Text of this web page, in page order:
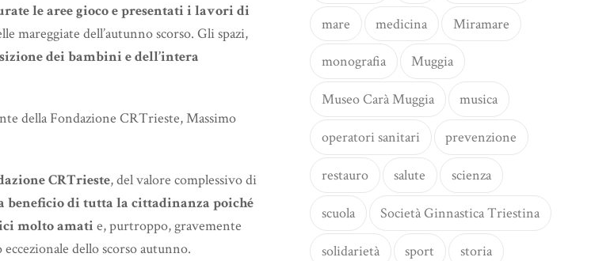
le aree gioco e presentati i lavori di
mareggiate dell’autunno scorso. Gli spazi,
dei bambini e dell’intera
della Fondazione CRTrieste, Massimo
CRTrieste, del valore complessivo di
beneficio di tutta la cittadinanza poiché
molto amati e, purtroppo, gravemente
dello scorso autunno.
mare medicina Miramare
monografia Muggia
Museo Carà Muggia musica
operatori sanitari prevenzione
restauro salute scienza
scuola Società Ginnastica Triestina
solidarietà sport storia